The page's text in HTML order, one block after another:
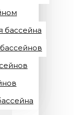
бассейна